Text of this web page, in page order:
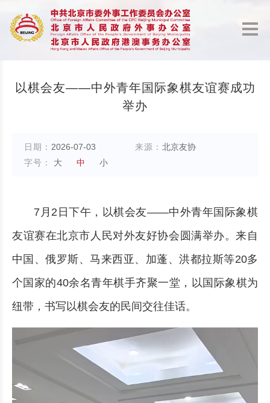
以棋会友——中外青年国际象棋友谊赛成功
举办
日期： 2026-07-03 来源： 北京友协
字号：
大 中 小
7月2日下午，以棋会友——中外青年国际象棋
友谊赛在北京市人民对外友好协会圆满举办。来自
中国、俄罗斯、马来西亚、加蓬、洪都拉斯等20多
个国家的40余名青年棋手齐聚一堂，以国际象棋为
纽带，书写以棋会友的民间交往佳话。